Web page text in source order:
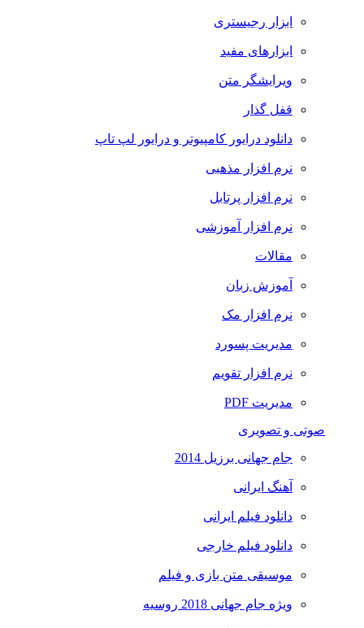
ابزار رجیستری
ابزارهای مفید
ویرایشگر متن
قفل گذار
دانلود درایور کامپیوتر و درایور لپ تاپ
نرم افزار مذهبی
نرم افزار پرتابل
نرم افزار آموزشی
مقالات
آموزش زبان
نرم افزار مک
مدیریت پسورد
نرم افزار تقویم
مدیریت PDF
صوتی و تصویری
جام جهانی برزیل 2014
آهنگ ایرانی
دانلود فیلم ایرانی
دانلود فیلم خارجی
موسیقی متن بازی و فیلم
ویژه جام جهانی 2018 روسیه